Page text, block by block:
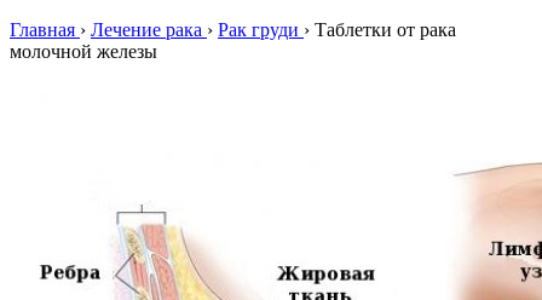
Главная › Лечение рака › Рак груди › Таблетки от рака
молочной железы